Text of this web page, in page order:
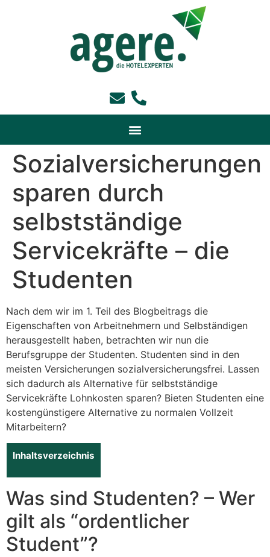
Sozialversicherungen
sparen durch
selbstständige
Servicekräfte – die
Studenten
Nach dem wir im 1. Teil des Blogbeitrags die
Eigenschaften von Arbeitnehmern und Selbständigen
herausgestellt haben, betrachten wir nun die
Berufsgruppe der Studenten. Studenten sind in den
meisten Versicherungen sozialversicherungsfrei. Lassen
sich dadurch als Alternative für selbstständige
Servicekräfte Lohnkosten sparen? Bieten Studenten eine
kostengünstigere Alternative zu normalen Vollzeit
Mitarbeitern?
Inhaltsverzeichnis
Was sind Studenten? – Wer
gilt als “ordentlicher
Student”?